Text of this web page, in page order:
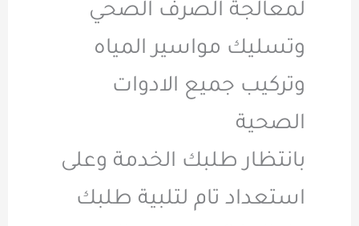
لمعالجة الصرف الصحي
وتسليك مواسير المياه
وتركيب جميع الادوات
الصحية
بانتظار طلبك الخدمة وعلى
استعداد تام لتلبية طلبك